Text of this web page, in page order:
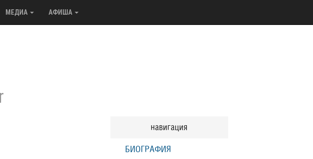
МЕДИА АФИША
навигация
БИОГРАФИЯ